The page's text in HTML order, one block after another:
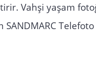
Vahşi yaşam